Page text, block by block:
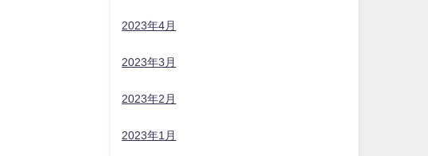
2023年4月
2023年3月
2023年2月
2023年1月